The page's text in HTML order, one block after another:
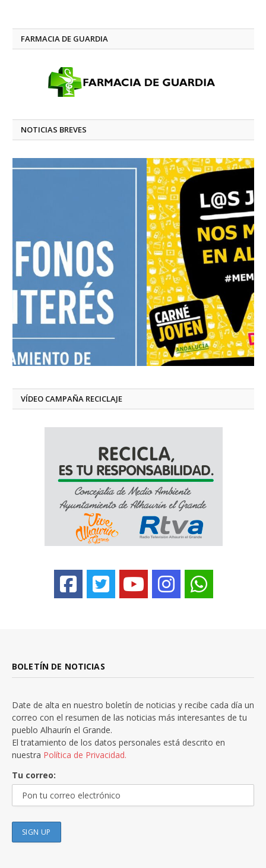
FARMACIA DE GUARDIA
NOTICIAS BREVES
VÍDEO CAMPAÑA RECICLAJE
BOLETÍN DE NOTICIAS
Date de alta en nuestro boletín de noticias y recibe cada día un
correo con el resumen de las noticias más interesantes de tu
pueblo Alhaurín el Grande.
El tratamiento de los datos personales está descrito en
nuestra Política de Privacidad.
Tu correo: